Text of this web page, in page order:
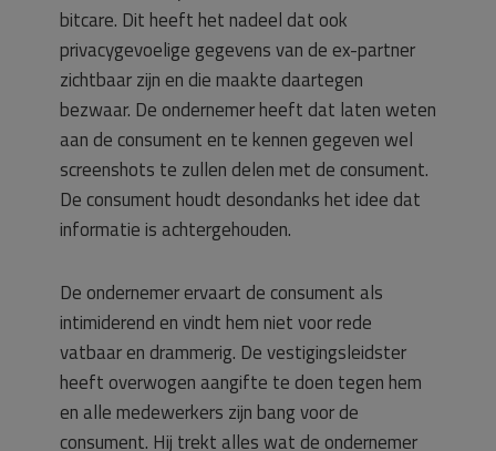
bitcare. Dit heeft het nadeel dat ook
privacygevoelige gegevens van de ex-partner
zichtbaar zijn en die maakte daartegen
bezwaar. De ondernemer heeft dat laten weten
aan de consument en te kennen gegeven wel
screenshots te zullen delen met de consument.
De consument houdt desondanks het idee dat
informatie is achtergehouden.
De ondernemer ervaart de consument als
intimiderend en vindt hem niet voor rede
vatbaar en drammerig. De vestigingsleidster
heeft overwogen aangifte te doen tegen hem
en alle medewerkers zijn bang voor de
consument. Hij trekt alles wat de ondernemer